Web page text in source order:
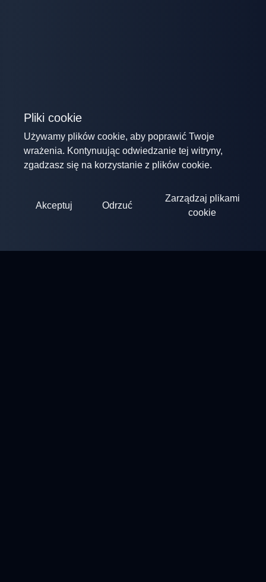
Pliki cookie
Używamy plików cookie, aby poprawić Twoje
wrażenia. Kontynuując odwiedzanie tej witryny,
zgadzasz się na korzystanie z plików cookie.
Akceptuj Odrzuć
Zarządzaj plikami
cookie